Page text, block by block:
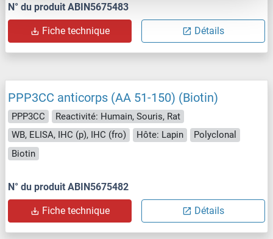
N° du produit ABIN5675483
Fiche technique Détails
PPP3CC anticorps (AA 51-150) (Biotin)
PPP3CC
Reactivité: Humain, Souris, Rat
WB, ELISA, IHC (p), IHC (fro)
Hôte: Lapin
Polyclonal
Biotin
N° du produit ABIN5675482
Fiche technique Détails